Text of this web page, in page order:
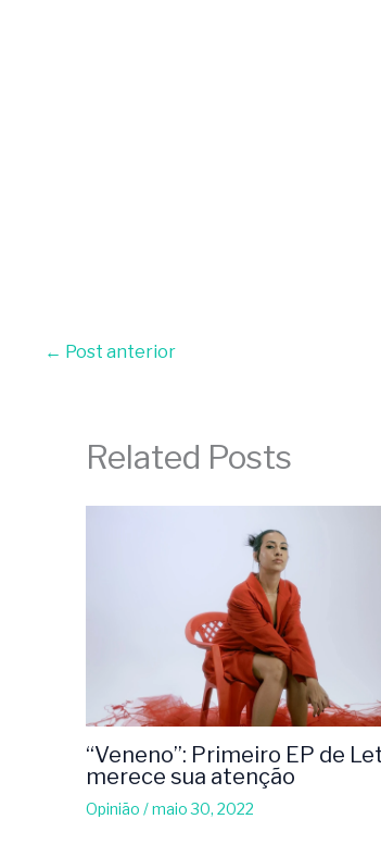
← Post anterior
Related Posts
“Veneno”: Primeiro EP de
merece sua atenção
Opinião /maio 30, 2022